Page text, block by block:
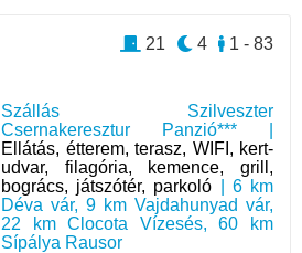
Szállás Szilveszter
Csernakeresztur Panzió*** |
Ellátás, étterem, terasz, WIFI, kert-
udvar, filagória, kemence, grill,
bogrács, játszótér, parkoló | 6 km
Déva vár, 9 km Vajdahunyad vár,
22 km Clocota Vízesés, 60 km
Sípálya Rausor
1 - 83
4
21